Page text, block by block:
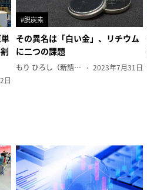
日
#脱炭素
その異名は「白い金」、リチウム
に二つの課題
もり ひろし（新語ウォッチャー） 2023年7月31日